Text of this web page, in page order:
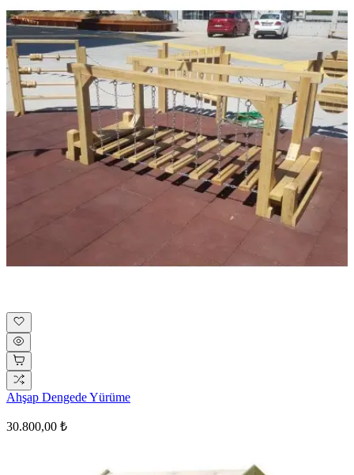
Ahşap Dengede Yürüme
30.800,00 ₺